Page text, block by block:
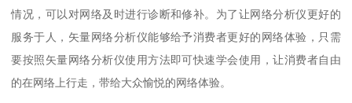
情况，可以对网络及时进行诊断和修补。为了让网络分析仪更好的
服务于人，矢量网络分析仪能够给予消费者更好的网络体验，只需
要按照矢量网络分析仪使用方法即可快速学会使用，让消费者自由
的在网络上行走，带给大众愉悦的网络体验。